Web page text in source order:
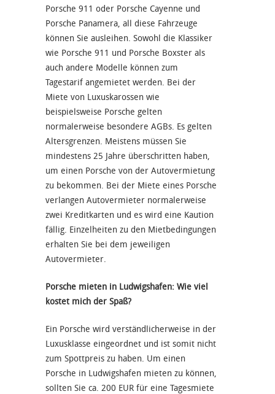
Porsche 911 oder Porsche Cayenne und
Porsche Panamera, all diese Fahrzeuge
können Sie ausleihen. Sowohl die Klassiker
wie Porsche 911 und Porsche Boxster als
auch andere Modelle können zum
Tagestarif angemietet werden. Bei der
Miete von Luxuskarossen wie
beispielsweise Porsche gelten
normalerweise besondere AGBs. Es gelten
Altersgrenzen. Meistens müssen Sie
mindestens 25 Jahre überschritten haben,
um einen Porsche von der Autovermietung
zu bekommen. Bei der Miete eines Porsche
verlangen Autovermieter normalerweise
zwei Kreditkarten und es wird eine Kaution
fällig. Einzelheiten zu den Mietbedingungen
erhalten Sie bei dem jeweiligen
Autovermieter.
Porsche mieten in Ludwigshafen: Wie viel
kostet mich der Spaß?
Ein Porsche wird verständlicherweise in der
Luxusklasse eingeordnet und ist somit nicht
zum Spottpreis zu haben. Um einen
Porsche in Ludwigshafen mieten zu können,
sollten Sie ca. 200 EUR für eine Tagesmiete